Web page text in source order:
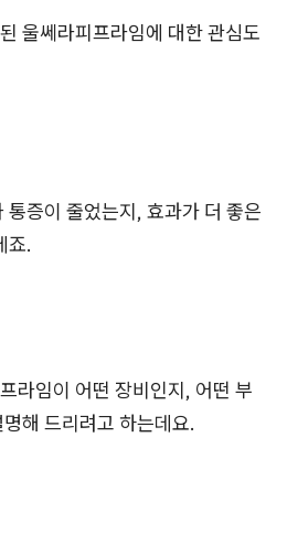
울쎄라피프라임에 대한 관심도
통증이 줄었는지, 효과가 더 좋은
죠.
라임이 어떤 장비인지, 어떤 부
해 드리려고 하는데요.